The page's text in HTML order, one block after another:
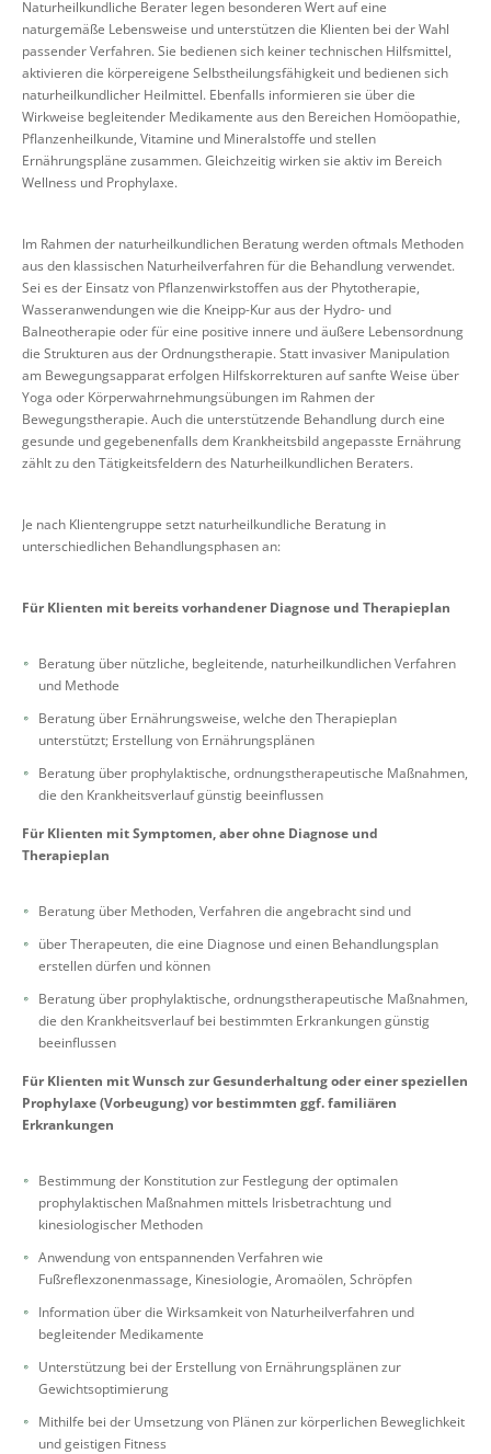
Naturheilkundliche Berater legen besonderen Wert auf eine
naturgemäße Lebensweise und unterstützen die Klienten bei der Wahl
passender Verfahren. Sie bedienen sich keiner technischen Hilfsmittel,
aktivieren die körpereigene Selbstheilungsfähigkeit und bedienen sich
naturheilkundlicher Heilmittel. Ebenfalls informieren sie über die
Wirkweise begleitender Medikamente aus den Bereichen Homöopathie,
Pflanzenheilkunde, Vitamine und Mineralstoffe und stellen
Ernährungspläne zusammen. Gleichzeitig wirken sie aktiv im Bereich
Wellness und Prophylaxe.
Im Rahmen der naturheilkundlichen Beratung werden oftmals Methoden
aus den klassischen Naturheilverfahren für die Behandlung verwendet.
Sei es der Einsatz von Pflanzenwirkstoffen aus der Phytotherapie,
Wasseranwendungen wie die Kneipp-Kur aus der Hydro- und
Balneotherapie oder für eine positive innere und äußere Lebensordnung
die Strukturen aus der Ordnungstherapie. Statt invasiver Manipulation
am Bewegungsapparat erfolgen Hilfskorrekturen auf sanfte Weise über
Yoga oder Körperwahrnehmungsübungen im Rahmen der
Bewegungstherapie. Auch die unterstützende Behandlung durch eine
gesunde und gegebenenfalls dem Krankheitsbild angepasste Ernährung
zählt zu den Tätigkeitsfeldern des Naturheilkundlichen Beraters.
Je nach Klientengruppe setzt naturheilkundliche Beratung in
unterschiedlichen Behandlungsphasen an:
Für Klienten mit bereits vorhandener Diagnose und Therapieplan
Beratung über nützliche, begleitende, naturheilkundlichen Verfahren
und Methode
Beratung über Ernährungsweise, welche den Therapieplan
unterstützt; Erstellung von Ernährungsplänen
Beratung über prophylaktische, ordnungstherapeutische Maßnahmen,
die den Krankheitsverlauf günstig beeinflussen
Für Klienten mit Symptomen, aber ohne Diagnose und
Therapieplan
Beratung über Methoden, Verfahren die angebracht sind und
über Therapeuten, die eine Diagnose und einen Behandlungsplan
erstellen dürfen und können
Beratung über prophylaktische, ordnungstherapeutische Maßnahmen,
die den Krankheitsverlauf bei bestimmten Erkrankungen günstig
beeinflussen
Für Klienten mit Wunsch zur Gesunderhaltung oder einer speziellen
Prophylaxe (Vorbeugung) vor bestimmten ggf. familiären
Erkrankungen
Bestimmung der Konstitution zur Festlegung der optimalen
prophylaktischen Maßnahmen mittels Irisbetrachtung und
kinesiologischer Methoden
Anwendung von entspannenden Verfahren wie
Fußreflexzonenmassage, Kinesiologie, Aromaölen, Schröpfen
Information über die Wirksamkeit von Naturheilverfahren und
begleitender Medikamente
Unterstützung bei der Erstellung von Ernährungsplänen zur
Gewichtsoptimierung
Mithilfe bei der Umsetzung von Plänen zur körperlichen Beweglichkeit
und geistigen Fitness